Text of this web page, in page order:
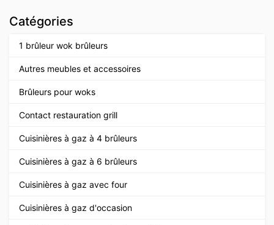
Catégories
1 brûleur wok brûleurs
Autres meubles et accessoires
Brûleurs pour woks
Contact restauration grill
Cuisinières à gaz à 4 brûleurs
Cuisinières à gaz à 6 brûleurs
Cuisinières à gaz avec four
Cuisinières à gaz d'occasion